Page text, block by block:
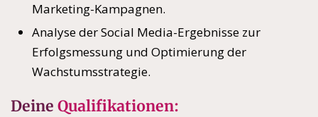
Marketing-Kampagnen.
Analyse der Social Media-Ergebnisse zur
Erfolgsmessung und Optimierung der
Wachstumsstrategie.
Deine Qualifikationen: